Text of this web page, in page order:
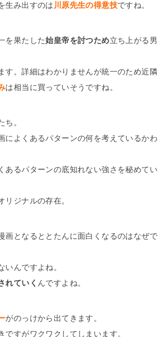
生み出すのは 川原先生の得意技ですね。
を果たした始皇帝を討つため立ち上がる男
す。詳細はわかりませんが統一のため近隣
は相当に買っていそうですね。
ち。
によくあるパターンの何を考えているかわ
あるパターンの底知れない強さを秘めてい
リジナルの存在。
画となるととたんに面白くなるのはなぜで
んですよね。
れていく んですよね。
がのっけから出てきます。
すがワクワクしてしまいます。